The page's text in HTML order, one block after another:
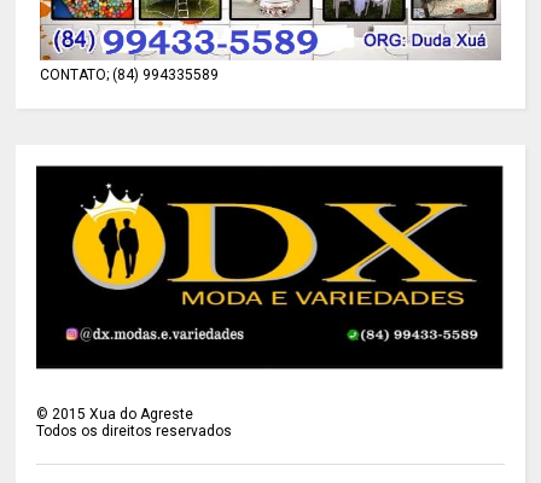
CONTATO; (84) 994335589
© 2015 Xua do Agreste
Todos os direitos reservados